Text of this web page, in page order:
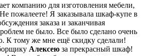
компанию для изготовления мебели,
пожалеете! Я заказывала шкаф-купе в
заказа и заканчивая
не было. Все было сделано очень
К тому же мне ещё скидку сделали!
Алексею за прекрасный шкаф!